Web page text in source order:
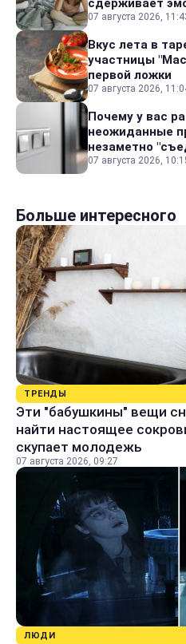
сдерживает
07 августа 2026,
Вкус лета в
участницы
первой ложки
07 августа 2026,
Почему у вас
неожиданные
незаметно
07 августа 2026,
Больше интересного
ТРЕНДЫ
Эти "бабушкины" вещи
найти настоящее
скупает молодежь
07 августа 2026, 09:27
ЛЮДИ